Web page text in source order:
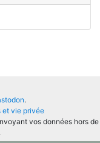
.
et vie privée
vos données hors de